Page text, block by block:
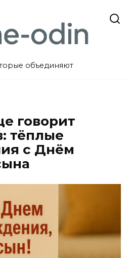
объединяют
говорит
тёплые
с Днём